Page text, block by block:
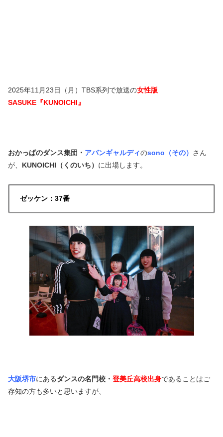
2025年11月23日（月）TBS系列で放送の女性版
SASUKE『KUNOICHI』
おかっぱのダンス集団・ アバンギャルディのsono（その） さん
が、 KUNOICHI（くのいち） に出場します。
ゼッケン：37番
大阪堺市にあるダンスの名門校・ 登美丘高校出身であることはご
存知の方も多いと思いますが、